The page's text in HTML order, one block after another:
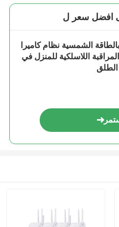
افضل سعر ل
الشمسية نظام كاميرا
المراقبة اللاسلكية للمنزل في
الطلق